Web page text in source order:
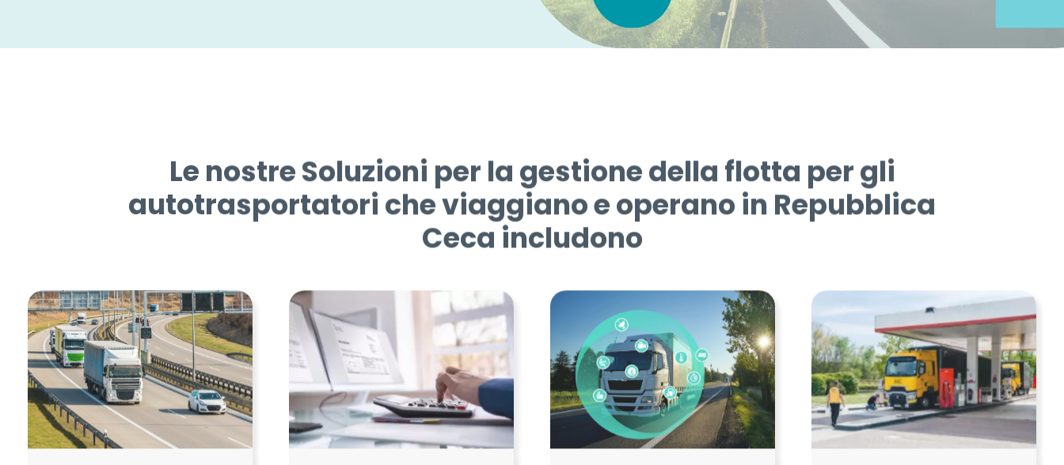
autotrasportatori che viaggiano e operano in Repubblica
Ceca includono
Soluzioni di Pagamento
del pedaggio
Rimborsi IVA
Tutte le nostre opzioni di
Gestione telematica
della flotta
Servizi per le carte
carburante